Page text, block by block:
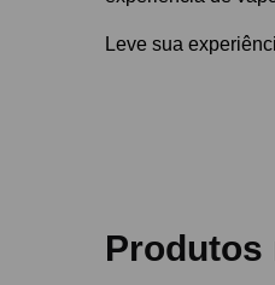
Leve sua
Produtos